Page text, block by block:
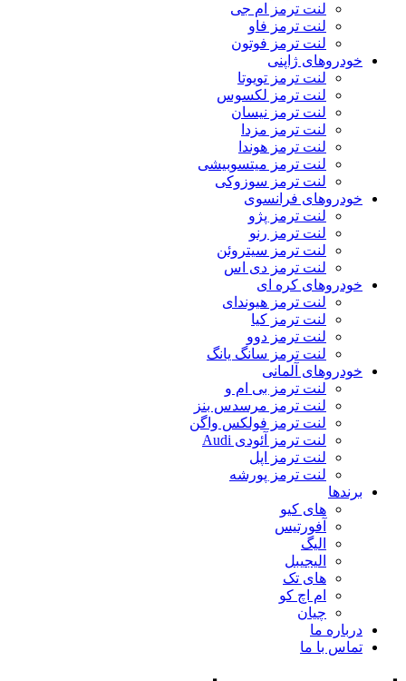
لنت ترمز ام جی
لنت ترمز فاو
لنت ترمز فوتون
خودروهای ژاپنی
لنت ترمز تویوتا
لنت ترمز لکسوس
لنت ترمز نیسان
لنت ترمز مزدا
لنت ترمز هوندا
لنت ترمز میتسوبیشی
لنت ترمز سوزوکی
خودروهای فرانسوی
لنت ترمز پژو
لنت ترمز رنو
لنت ترمز سیتروئن
لنت ترمز دی اس
خودروهای کره ای
لنت ترمز هیوندای
لنت ترمز کیا
لنت ترمز دوو
لنت ترمز سانگ یانگ
خودروهای آلمانی
لنت ترمز بی ام و
لنت ترمز مرسدس بنز
لنت ترمز فولکس واگن
لنت ترمز آئودی Audi
لنت ترمز اپل
لنت ترمز پورشه
برندها
های کیو
آفورتیس
الیگ
الیجیبل
های تک
ام اچ کو
چیان
درباره ما
تماس با ما